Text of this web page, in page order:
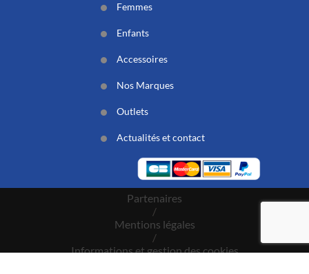
Femmes
Enfants
Accessoires
Nos Marques
Outlets
Actualités et contact
Partenaires
/
Mentions légales
/
Informations et gestion des cookies